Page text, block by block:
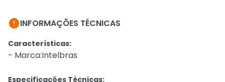
INFORMAÇÕES TÉCNICAS
Características:
- Marca:Intelbras
Especificações Técnicas: